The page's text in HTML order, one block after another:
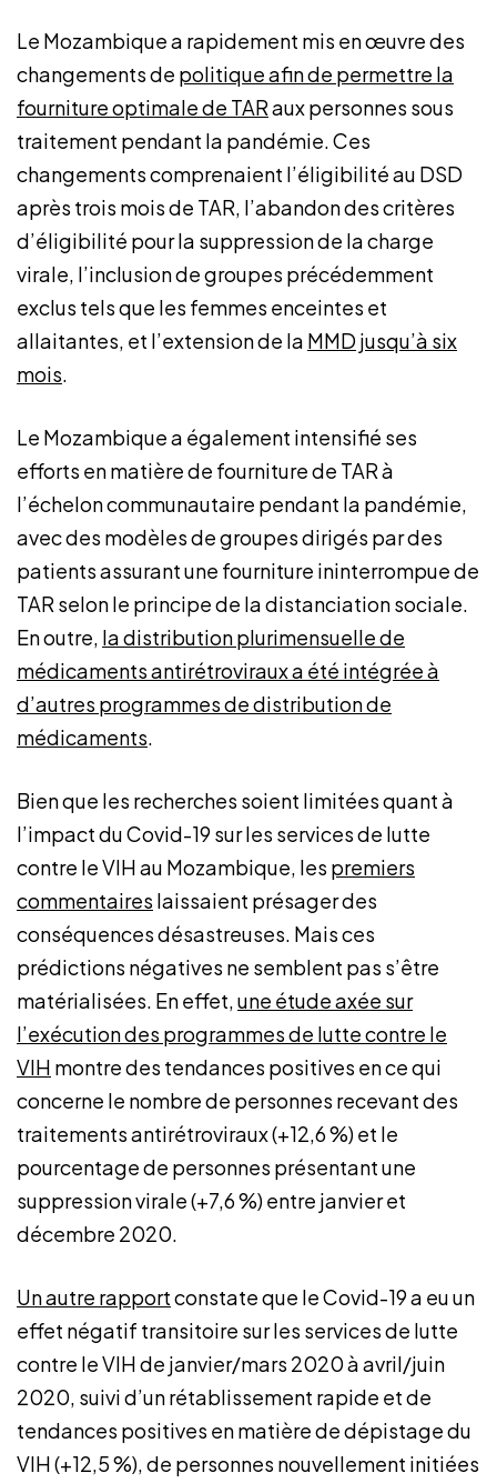
Le Mozambique a rapidement mis en œuvre des
changements de politique afin de permettre la
fourniture optimale de TARaux personnes sous
traitement pendant la pandémie. Ces
changements comprenaient l’éligibilité au DSD
après trois mois de TAR, l’abandon des critères
d’éligibilité pour la suppression de la charge
virale, l’inclusion de groupes précédemment
exclus tels que les femmes enceintes et
allaitantes, et l’extension de la MMD jusqu’à six
mois.
Le Mozambique a également intensifié ses
efforts en matière de fourniture de TAR à
l’échelon communautaire pendant la pandémie,
avec des modèles de groupes dirigés par des
patients assurant une fourniture ininterrompue de
TAR selon le principe de la distanciation sociale.
En outre, la distribution plurimensuelle de
médicaments antirétroviraux a été intégrée à
d’autres programmes dedistribution de
médicaments.
Bien que les recherches soient limitées quant à
l’impact du Covid-19 sur les services de lutte
contre le VIH au Mozambique, les premiers
commentaires laissaient présager des
conséquences désastreuses. Mais ces
prédictions négatives ne semblent pas s’être
matérialisées. En effet,une étude axée sur
l’exécution des programmes de lutte contre le
VIH montre des tendances positives en ce qui
concerne le nombre de personnes recevant des
traitements antirétroviraux (+12,6 %) et le
pourcentage de personnes présentant une
suppression virale (+7,6 %) entre janvier et
décembre 2020.
Un autre rapportconstate que le Covid-19 a eu un
effet négatif transitoire sur les services de lutte
contre le VIH de janvier/mars 2020 à avril/juin
2020, suivi d’un rétablissement rapide et de
tendances positives en matière de dépistage du
VIH (+12,5 %), de personnes nouvellement initiées